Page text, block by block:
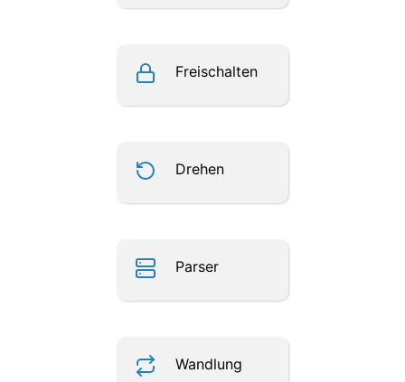
Freischalten
Drehen
Parser
Wandlung